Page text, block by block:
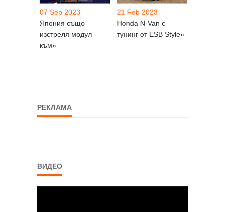
07 Sep 2023
Япония също
изстреля модул
към»
21 Feb 2023
Honda N-Van с
тунинг от ESB Style»
РЕКЛАМА
ВИДЕО